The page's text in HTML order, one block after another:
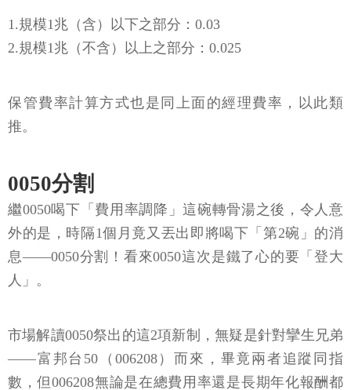
1.規模1兆（含）以下之部分：0.03
2.規模1兆（不含）以上之部分：0.025
保管費率計算方式也是同上面的經理費率，以此類
推。
0050分割
繼0050喝下「費用率調降」這碗轉骨湯之後，令人意
外的是，時隔1個月竟又丟出即將喝下「第2碗」的消
息——0050分割！看來0050這次是鐵了心的要「登大
人」。
市場解讀0050祭出的這2項新制，無疑是針對攣生兄弟
——富邦台50（006208）而來，畢竟兩者追蹤同指
數，但006208無論是在總費用率還是長期年化報酬都